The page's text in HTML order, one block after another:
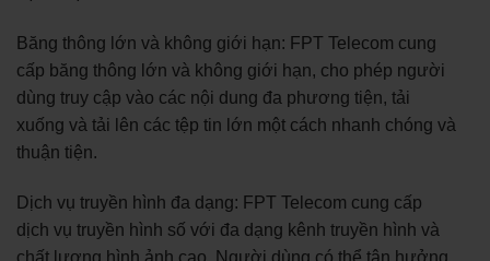
Băng thông lớn và không giới hạn: FPT Telecom cung
cấp băng thông lớn và không giới hạn, cho phép người
dùng truy cập vào các nội dung đa phương tiện, tải
xuống và tải lên các tệp tin lớn một cách nhanh chóng và
thuận tiện.
Dịch vụ truyền hình đa dạng: FPT Telecom cung cấp
dịch vụ truyền hình số với đa dạng kênh truyền hình và
chất lượng hình ảnh cao. Người dùng có thể tận hưởng